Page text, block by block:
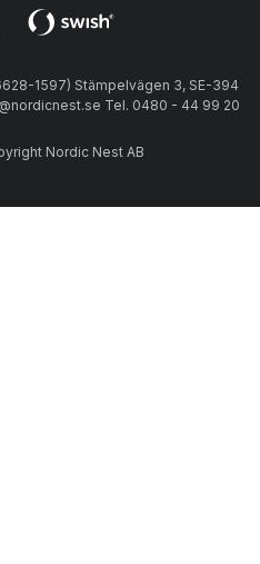
1597) Stämpelvägen 3, SE-394
Tel. 0480 - 44 99 20
Nordic Nest AB